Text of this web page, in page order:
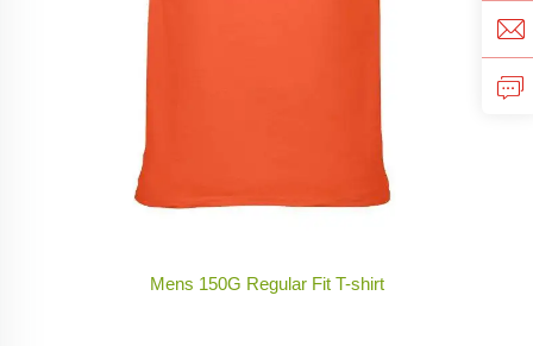
Mens 150G Regular Fit T-shirt